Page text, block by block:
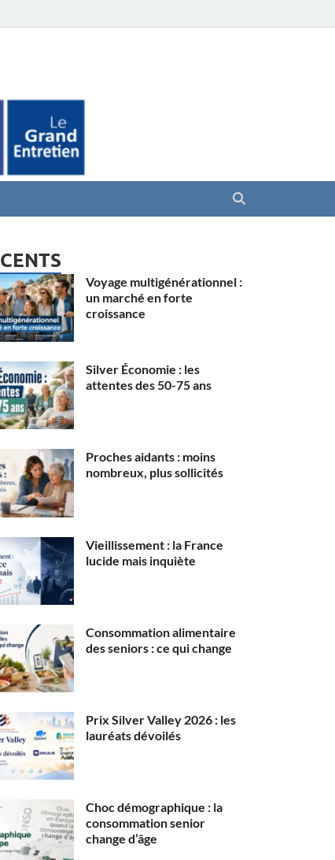
Voyage multigénérationnel :
un marché en forte
croissance
Silver Économie : les
attentes des 50-75 ans
Proches aidants : moins
nombreux, plus sollicités
Vieillissement : la France
lucide mais inquiète
Consommation alimentaire
des seniors : ce qui change
Prix Silver Valley 2026 : les
lauréats dévoilés
Choc démographique : la
consommation senior
change d’âge